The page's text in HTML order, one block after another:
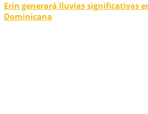
Erin generará lluvias significativas
Dominicana